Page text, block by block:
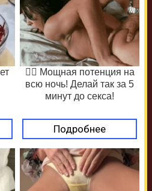
❤️‍🔥 Мощная потенция на
всю ночь! Делай так за 5
минут до секса!
Подробнее